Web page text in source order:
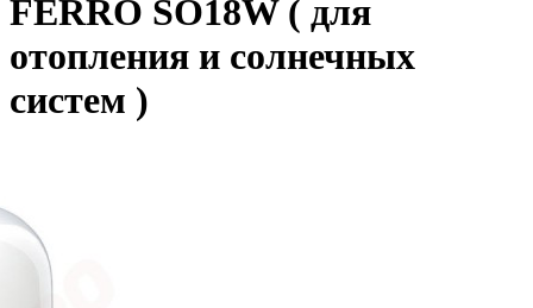
FERRO SO18W ( для
отопления и солнечных
систем )